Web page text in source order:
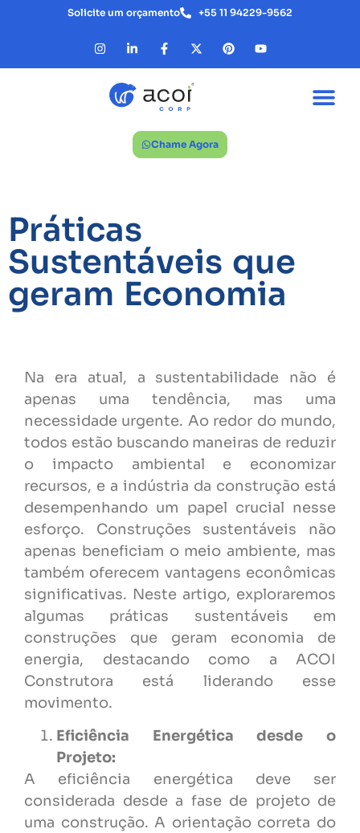
Solicite um orçamento +55 11 94229-9562
Chame Agora
Práticas
Sustentáveis que
geram Economia
Na era atual, a sustentabilidade não é
apenas uma tendência, mas uma
necessidade urgente. Ao redor do mundo,
todos estão buscando maneiras de reduzir
o impacto ambiental e economizar
recursos, e a indústria da construção está
desempenhando um papel crucial nesse
esforço. Construções sustentáveis não
apenas beneficiam o meio ambiente, mas
também oferecem vantagens econômicas
significativas. Neste artigo, exploraremos
algumas práticas sustentáveis em
construções que geram economia de
energia, destacando como a ACOI
Construtora está liderando esse
movimento.
Eficiência Energética desde o
Projeto:
A eficiência energética deve ser
considerada desde a fase de projeto de
uma construção. A orientação correta do